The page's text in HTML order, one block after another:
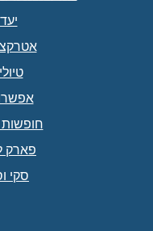
פארק
סקי